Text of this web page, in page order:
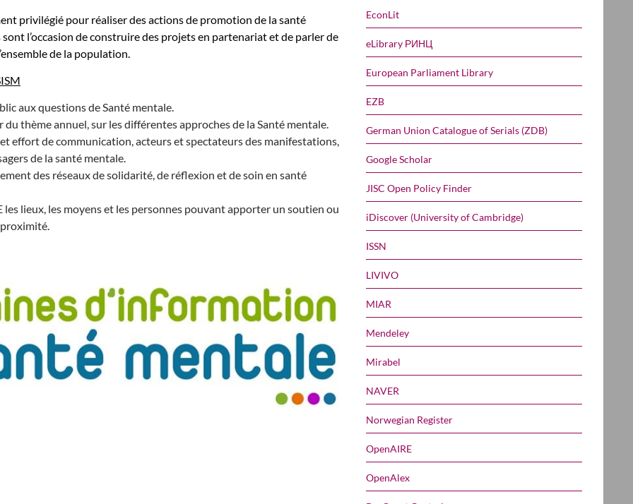
privilégié pour réaliser des actions de promotion de la santé
sont l’occasion de construire des projets en partenariat et de parler de
de la population.
aux questions de Santé mentale.
du thème annuel, sur les différentes approches de la Santé mentale.
effort de communication, acteurs et spectateurs des manifestations,
de la santé mentale.
des réseaux de solidarité, de réflexion et de soin en santé
les lieux, les moyens et les personnes pouvant apporter un soutien ou
EconLit
eLibrary РИНЦ
European Parliament Library
EZB
German Union Catalogue of Serials (ZDB)
Google Scholar
JISC Open Policy Finder
iDiscover (University of Cambridge)
ISSN
LIVIVO
MIAR
Mendeley
Mirabel
NAVER
Norwegian Register
OpenAIRE
OpenAlex